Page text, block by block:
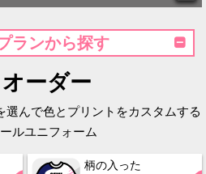
ランから探す
ーダー
選んで色とプリントをカスタムする
ルユニフォーム
柄の入った